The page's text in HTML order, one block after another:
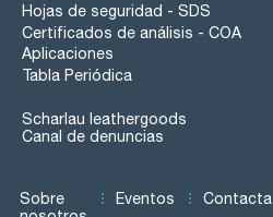
Hojas de seguridad - SDS
Certificados de análisis - COA
Aplicaciones
Tabla Periódica
Scharlau leathergoods
Canal de denuncias
Sobre
Eventos Contacta